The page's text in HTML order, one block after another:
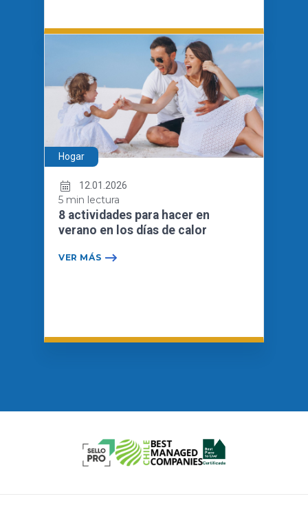
Hogar
12.01.2026
5 min lectura
8 actividades para hacer en
verano en los días de calor
VER MÁS